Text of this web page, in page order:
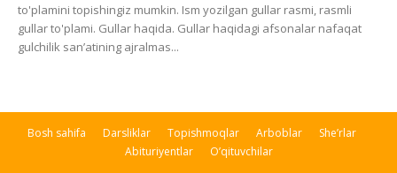
to'plamini topishingiz mumkin. Ism yozilgan gullar rasmi, rasmli
gullar to'plami. Gullar haqida. Gullar haqidagi afsonalar nafaqat
gulchilik san’atining ajralmas...
Bosh sahifa Darsliklar Topishmoqlar Arboblar
She’rlar
Abituriyentlar
O’qituvchilar